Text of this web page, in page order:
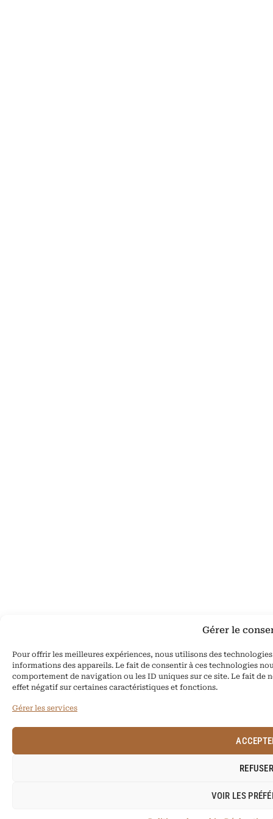
Gérer le
Pour offrir les meilleures expériences, nous utilisons des
informations des appareils. Le fait de consentir à ces technologies
comportement de navigation ou les ID uniques sur ce site. Le fait de
effet négatif sur certaines caractéristiques et fonctions.
Gérer les services
VOIR LES